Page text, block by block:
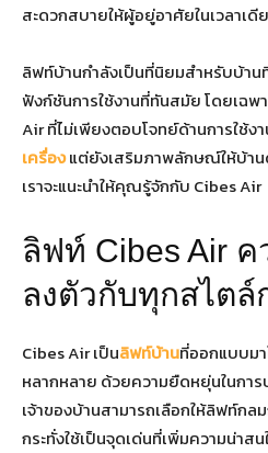
สะดวกสบายให้ผู้อยู่อาศัยในเวลาเดี
ลิฟท์บ้านกำลังเป็นที่นิยมสำหรับบ้าน
ฟังก์ชันการใช้งานที่ทันสมัย โดยเฉพ
Air ที่ไม่เพียงตอบโจทย์ด้านการใช้งา
เครื่องแต่ยังเสริมภาพลักษณ์ให้บ้าน
เราจะแนะนำให้คุณรู้จักกับ Cibes Air
ลิฟท์ Cibes Air
ลงตัวกับทุกสไตล์
Cibes Air เป็นลิฟท์บ้านที่ออกแบบม
หลากหลาย ด้วยความยืดหยุ่นในกา
เจ้าของบ้านสามารถเลือกให้ลิฟท์ก
กระทั่งใช้เป็นจุดเด่นที่เพิ่มความน่าส